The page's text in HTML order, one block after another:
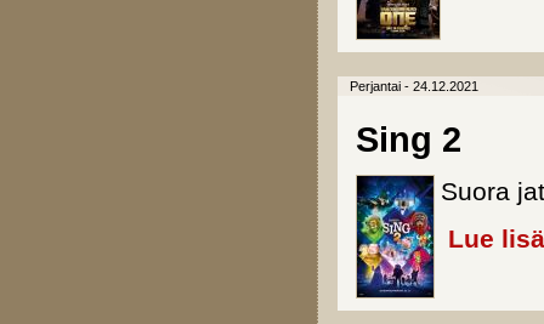
Perjantai - 24.12.2021
Sing 2
Suora
Lue